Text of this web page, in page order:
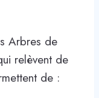
Arbres de
relèvent de
de :